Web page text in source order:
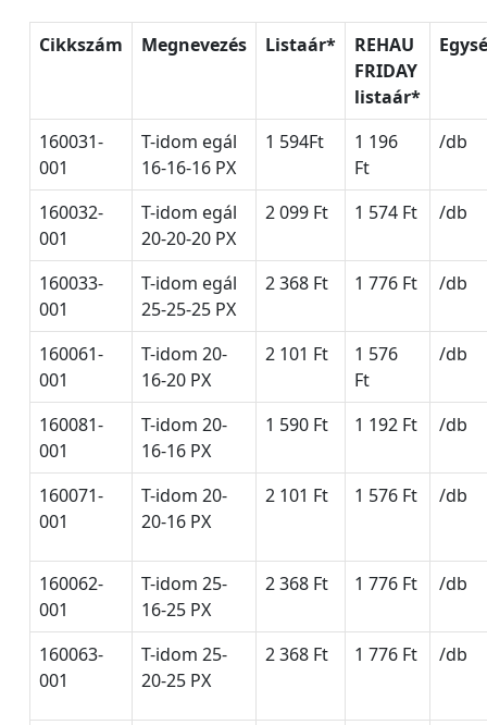
Cikkszám Megnevezés Listaár*
REHAU
FRIDAY
listaár*
160031-
001
T-idom egál
16-16-16 PX
1 594Ft
1 196
Ft
/db
160032-
001
T-idom egál
20-20-20 PX
2 099 Ft 1 574 Ft /db
160033-
001
T-idom egál
25-25-25 PX
2 368 Ft 1 776 Ft /db
160061-
001
T-idom 20-
16-20 PX
2 101 Ft
1 576
Ft
/db
160081-
001
T-idom 20-
16-16 PX
1 590 Ft 1 192 Ft /db
160071-
001
T-idom 20-
20-16 PX
2 101 Ft 1 576 Ft /db
160062-
001
T-idom 25-
16-25 PX
2 368 Ft 1 776 Ft /db
160063-
001
T-idom 25-
20-25 PX
2 368 Ft 1 776 Ft /db